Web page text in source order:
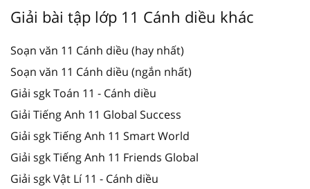
Giải bài tập lớp 11 Cánh diều khác
Soạn văn 11 Cánh diều (hay nhất)
Soạn văn 11 Cánh diều (ngắn nhất)
Giải sgk Toán 11 - Cánh diều
Giải Tiếng Anh 11 Global Success
Giải sgk Tiếng Anh 11 Smart World
Giải sgk Tiếng Anh 11 Friends Global
Giải sgk Vật Lí 11 - Cánh diều